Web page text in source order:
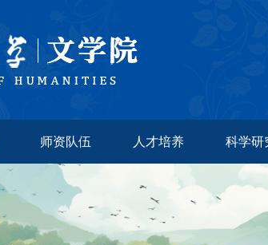
师资队伍 人才培养 科学研